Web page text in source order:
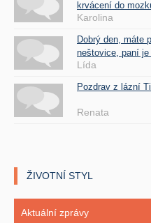
krvácení do
Karolina
Dobrý den, máte
neštovice, paní
Lída
Pozdrav z lázní
Renata
ŽIVOTNÍ STYL
Aktuální zprávy